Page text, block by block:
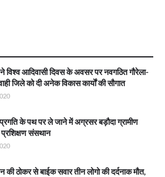
विश्व आदिवासी दिवस के अवसर पर नवगठित गौरेला-
जिले को दी अनेक विकास कार्याें की सौगात
के पथ पर ले जाने में अग्रसर बड़ौदा ग्रामीण
प्रशिक्षण संसथान
की ठोकर से बाईक सवार तीन लोगो की दर्दनाक मौत,